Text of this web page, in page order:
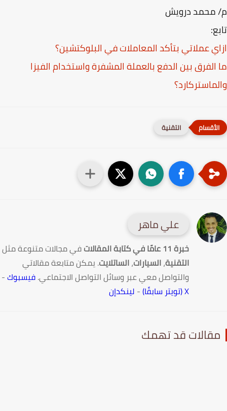
درويش
عملاتي بتأكد المعاملات في البلوكتشين؟
بين الدفع بالعملة المشفرة واستخدام الفيزا
التقنية
علي ماهر
خبرة 11 عامًا في كتابة المقالات
في مجالات متنوعة مثل
التقنية،السيارات،الساتلايت. يمكن متابعة مقالاتي
والتواصل معي عبر وسائل التواصل الاجتماعي.فيسبوك-
-لينكدإن
قد تهمك